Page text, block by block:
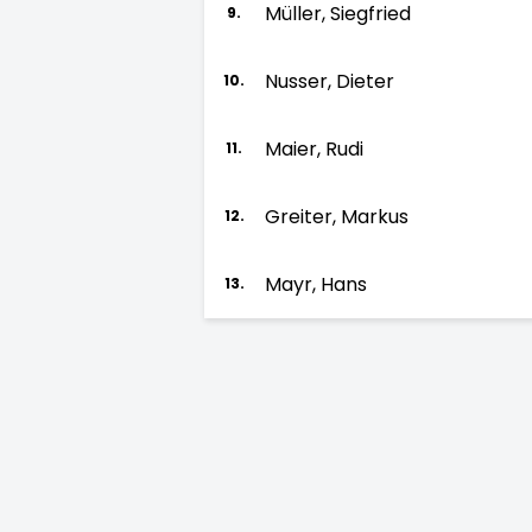
9. Müller, Siegfried
10. Nusser, Dieter
11. Maier, Rudi
12. Greiter, Markus
13. Mayr, Hans